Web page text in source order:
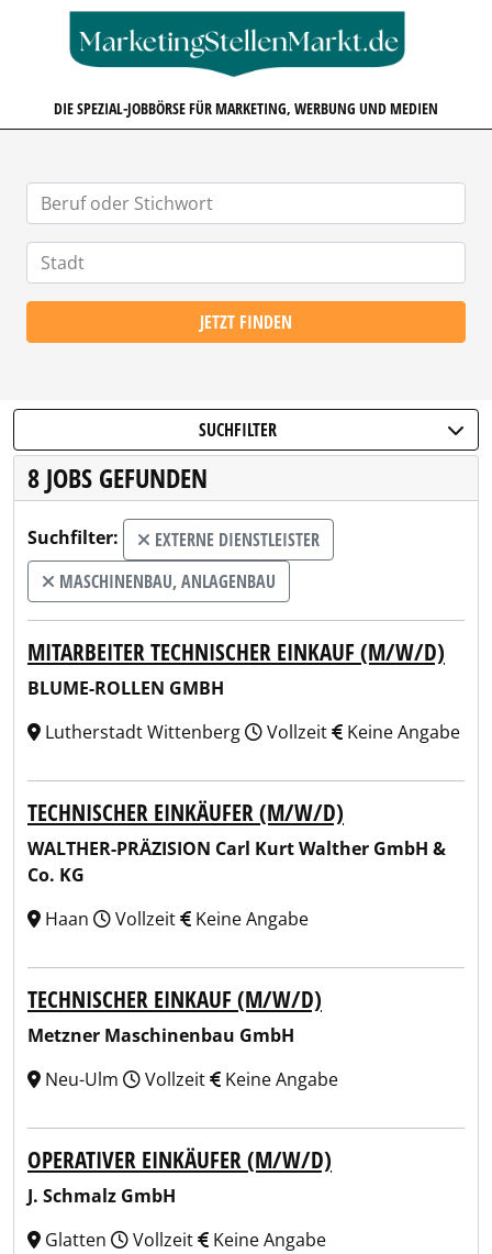
DIE SPEZIAL-JOBBÖRSE FÜR MARKETING, WERBUNG UND MEDIEN
JETZT FINDEN
SUCHFILTER
8 JOBS GEFUNDEN
Suchfilter:
EXTERNE DIENSTLEISTER
MASCHINENBAU, ANLAGENBAU
MITARBEITER TECHNISCHER EINKAUF (M/W/D)
BLUME-ROLLEN GMBH
Lutherstadt Wittenberg
Vollzeit Keine Angabe
TECHNISCHER EINKÄUFER (M/W/D)
WALTHER-PRÄZISION Carl Kurt Walther GmbH &
Co. KG
Haan
Vollzeit Keine Angabe
TECHNISCHER EINKAUF (M/W/D)
Metzner Maschinenbau GmbH
Neu-Ulm
Vollzeit Keine Angabe
OPERATIVER EINKÄUFER (M/W/D)
J. Schmalz GmbH
Glatten
Vollzeit Keine Angabe